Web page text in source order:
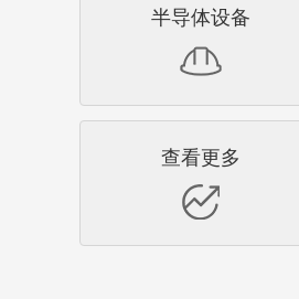
半导体设备
查看更多